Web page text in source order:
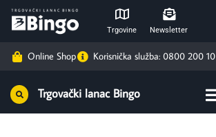
Trgovine Newsletter
Online Shop Korisnička služba: 0800 200 10
Trgovački lanac Bingo